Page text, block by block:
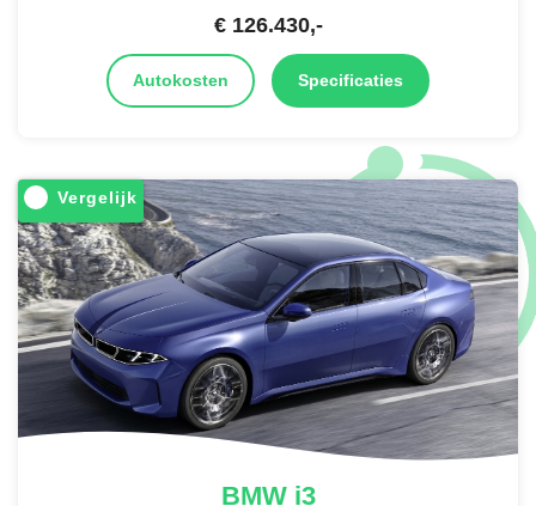
€ 126.430,-
Autokosten Specificaties
Vergelijk
BMWi3